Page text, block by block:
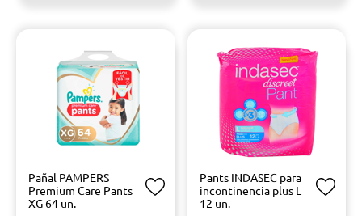
Pañal PAMPERS
Premium Care Pants
XG 64 un.
Pants INDASEC para
incontinencia plus L
12 un.